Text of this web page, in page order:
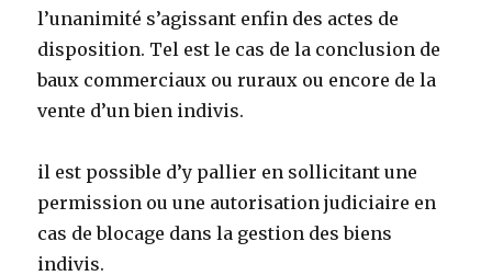
l’unanimité s’agissant enfin des actes de
disposition. Tel est le cas de la conclusion de
baux commerciaux ou ruraux ou encore de la
vente d’un bien indivis.
il est possible d’y pallier en sollicitant une
permission ou une autorisation judiciaire en
cas de blocage dans la gestion des biens
indivis.